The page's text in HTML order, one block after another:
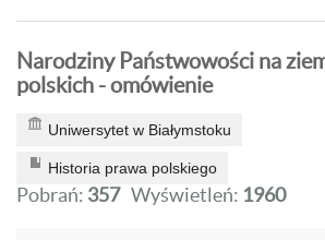
Narodziny Państwowości na
polskich - omówienie
Uniwersytet w Białymstoku
Historia prawa polskiego
Pobrań: 357 Wyświetleń: 1960